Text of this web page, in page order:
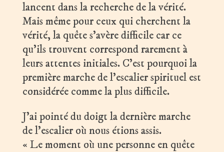
lancent dans la recherche de la vérité.
Mais même pour ceux qui cherchent la
vérité, la quête s’avère difficile car ce
qu’ils trouvent correspond rarement à
leurs attentes initiales. C’est pourquoi la
première marche de l’escalier spirituel est
considérée comme la plus difficile.
J’ai pointé du doigt la dernière marche
de l’escalier où nous étions assis.
« Le moment où une personne en quête